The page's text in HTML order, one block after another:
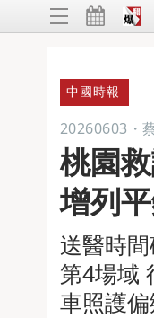
中國時報
20260603 ・
桃園
增列
送醫時
第4場域
車照護